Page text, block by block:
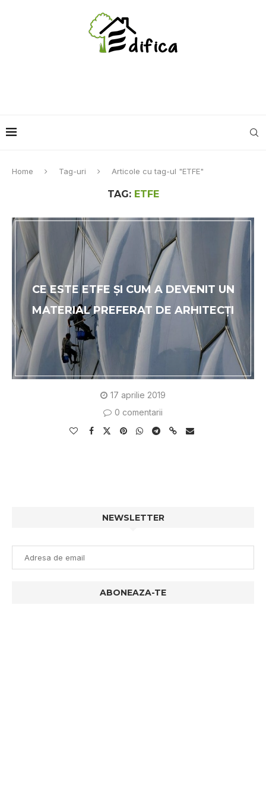
Home Tag-uri Articole cu tag-ul "ETFE"
TAG: ETFE
CE ESTE ETFE ȘI CUM A DEVENIT UN
MATERIAL PREFERAT DE ARHITECȚI
17 aprilie 2019
0 comentarii
NEWSLETTER